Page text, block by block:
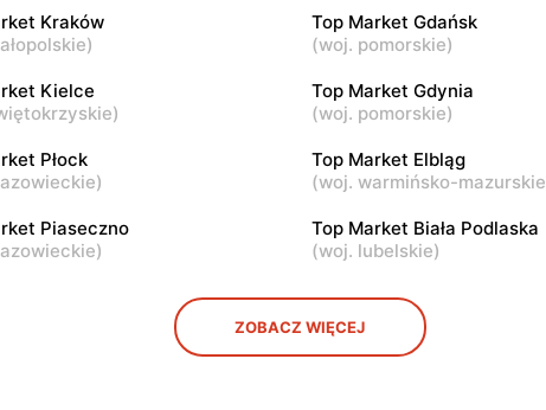
ul. Jana III Sobieskiego 60/14
Warszawa, ul. Tadeusza
Rechniewskiego 8
Top Market
Kraków
)
Top Market Gdańsk
(woj. pomorskie)
Kielce
)
Top Market Gdynia
(woj. pomorskie)
Płock
)
Top Market Elbląg
(woj. warmińsko-mazurskie
Piaseczno
)
Top Market Biała Podlaska
(woj. lubelskie)
ZOBACZ WIĘCEJ